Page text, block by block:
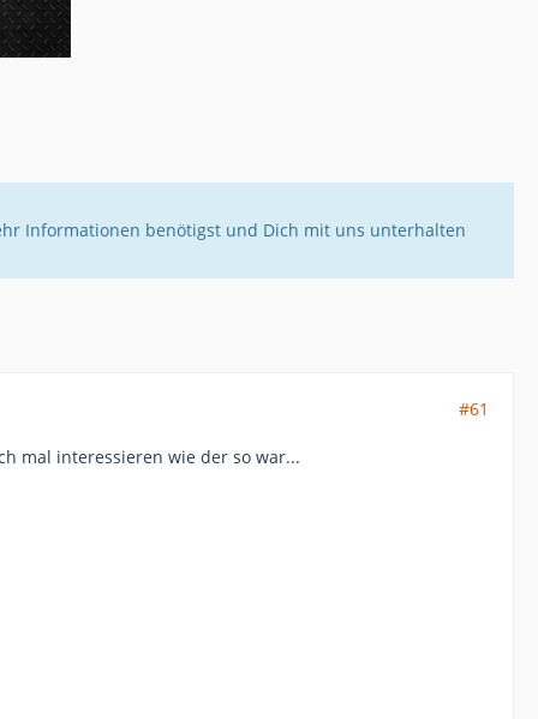
Informationen benötigst und Dich mit uns unterhalten
#61
mal interessieren wie der so war...